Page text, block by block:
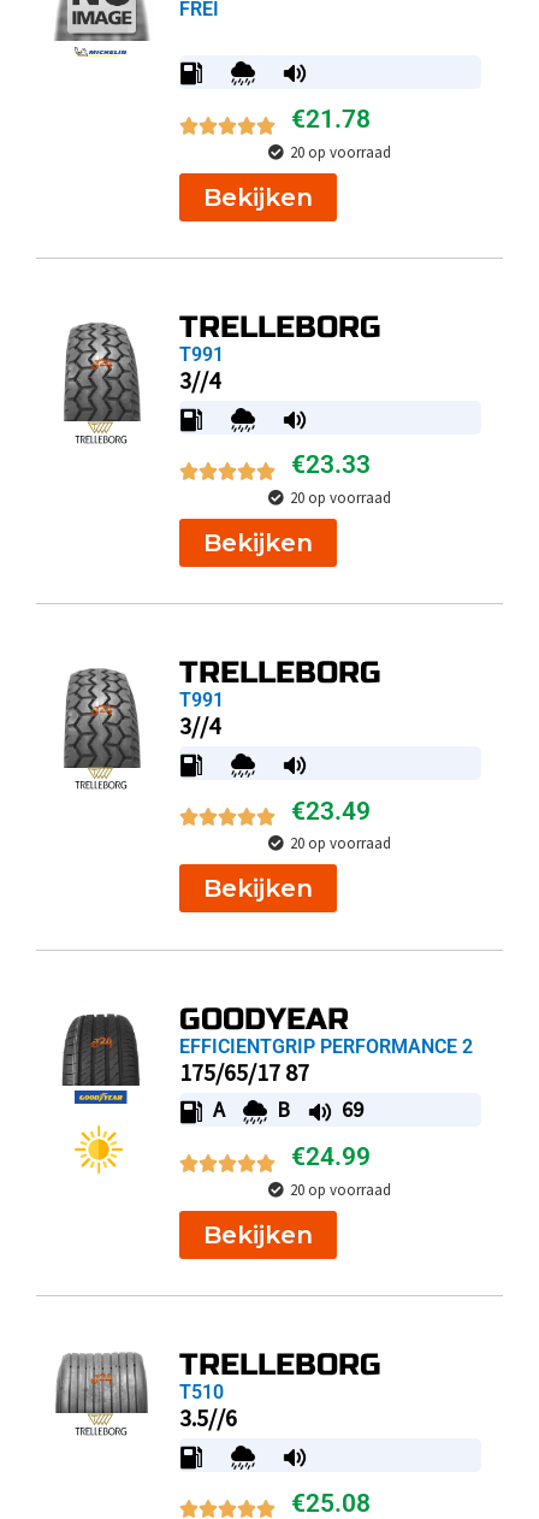
FREI
€21.78
20 op voorraad
Bekijken
TRELLEBORG
T991
3//4
€23.33
20 op voorraad
Bekijken
TRELLEBORG
T991
3//4
€23.49
20 op voorraad
Bekijken
GOODYEAR
EFFICIENTGRIP PERFORMANCE 2
175/65/17 87
A B 69
€24.99
20 op voorraad
Bekijken
TRELLEBORG
T510
3.5//6
€25.08